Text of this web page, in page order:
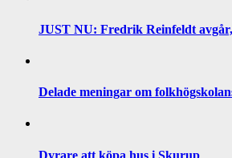
JUST NU: Fredrik Reinfeldt
Delade meningar om
Dyrare att köpa hus i Skurup